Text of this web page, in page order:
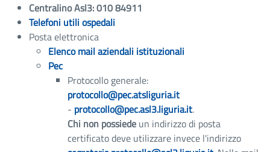
Centralino Asl3: 010 84911
Telefoni utili ospedali
Posta elettronica
Elenco mail aziendali istituzionali
Pec
Protocollo generale:
protocollo@pec.atsliguria.it
- protocollo@pec.asl3.liguria.it.
Chi non possiede un indirizzo di posta
certificato deve utilizzare invece l'indirizzo